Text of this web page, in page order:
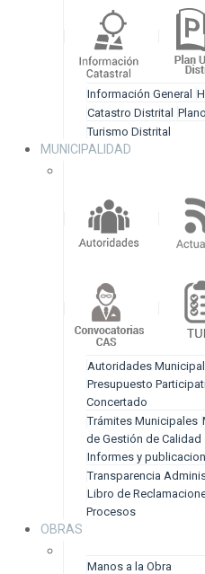
Información General
Catastro Distrital
Turismo Distrital
MUNICIPALIDAD
Autoridades
Presupuesto
Concertado
Trámites Municipales
de Gestión de Calidad
Informes y
Transparencia
Libro de
Procesos
OBRAS
Manos a la Obra